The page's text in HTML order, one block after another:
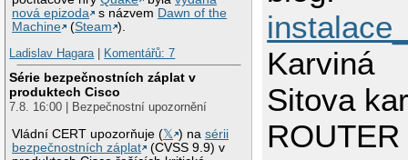
nová epizoda
s názvem Dawn of the
Machine
(Steam ).
Ladislav Hagara| Komentářů: 7
Série bezpečnostních záplat v
produktech Cisco
7.8. 16:00 | Bezpečnostní upozornění
Vládní CERT upozorňuje (𝕏 ) nasérii
bezpečnostních záplat
(CVSS 9.9) v
Karviná
Sitova
ROUTER